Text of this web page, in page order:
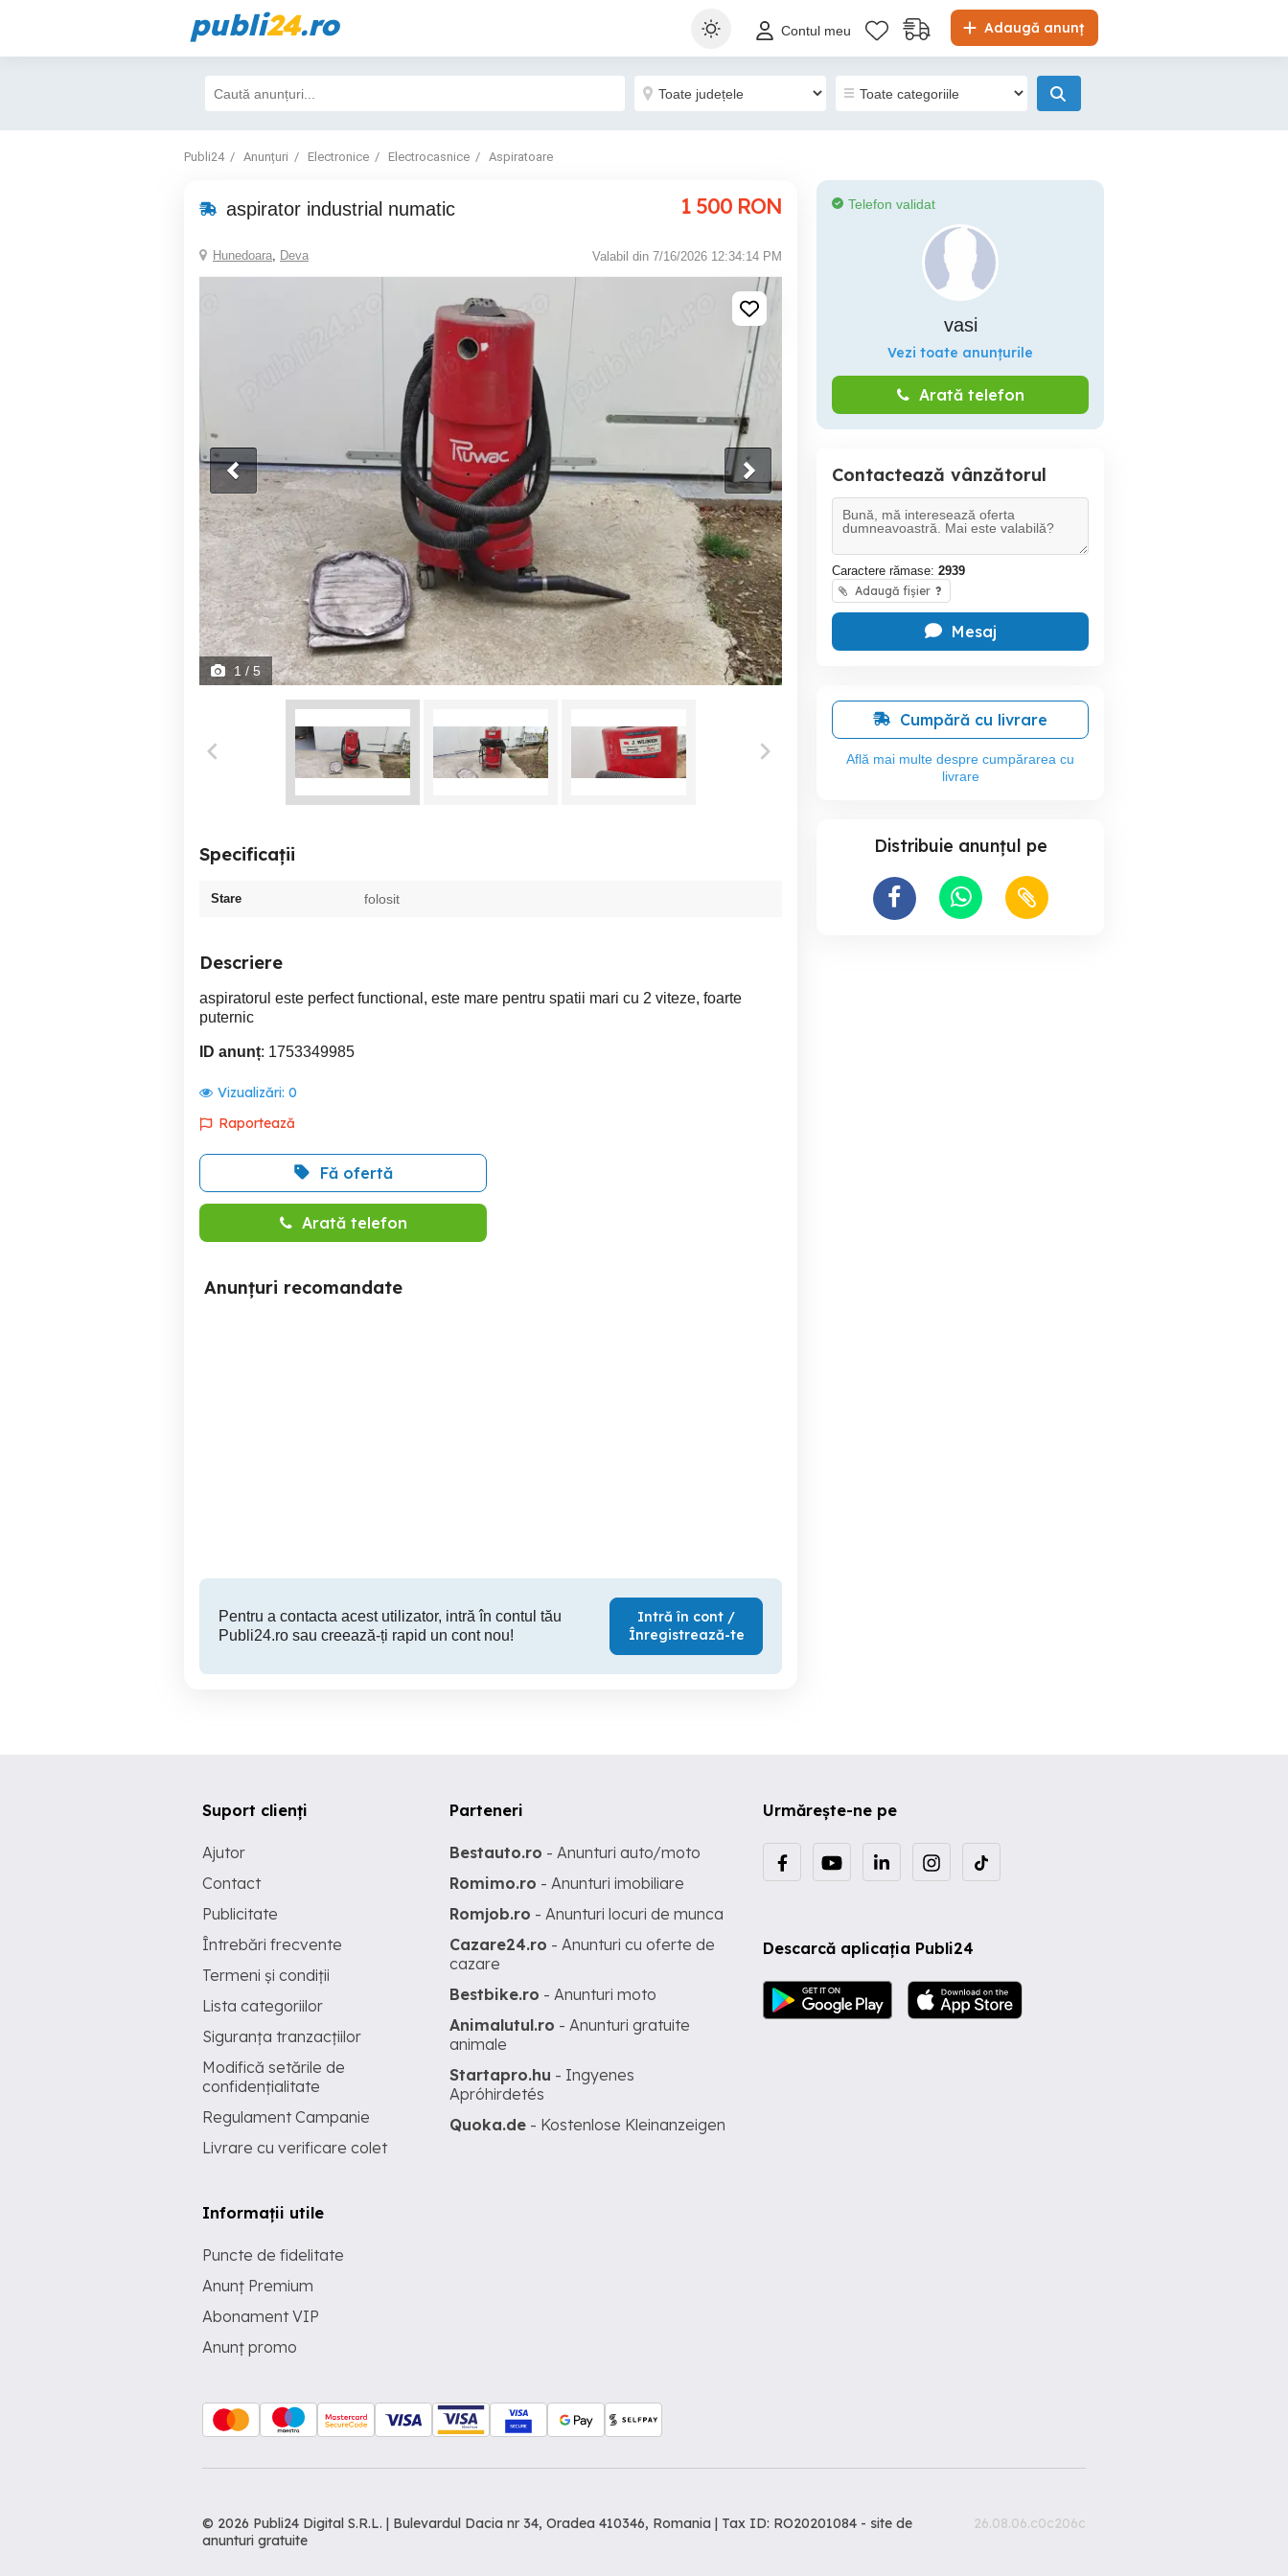
publi24.ro Adaugă anunț
Contul meu
Publi24 Anunțuri Electronice Electrocasnice Aspiratoare
aspirator industrial numatic 1 500 RON
Hunedoara, Deva Valabil din 7/16/2026 12:34:14 PM
1 / 5
Specificații
Stare folosit
Descriere
aspiratorul este perfect functional, este mare pentru spatii mari cu 2 viteze, foarte
puternic
ID anunț: 1753349985
Vizualizări: 0
Raportează
Fă ofertă
Arată telefon
Anunțuri recomandate
Pentru a contacta acest utilizator, intră în contul tău
Publi24.ro sau creează-ți rapid un cont nou!
Intră în cont /
Înregistrează-te
Telefon validat
vasi
Vezi toate anunțurile
Arată telefon
Contactează vânzătorul
Caractere rămase: 2939
Adaugă fișier ?
Mesaj
Cumpără cu livrare
Află mai multe despre cumpărarea cu
livrare
Distribuie anunțul pe
Urmărește-ne pe
Descarcă aplicația Publi24
Suport clienți
Ajutor
Contact
Publicitate
Întrebări frecvente
Termeni și condiții
Lista categoriilor
Siguranța tranzacțiilor
Modifică setările de
confidențialitate
Regulament Campanie
Livrare cu verificare colet
Informații utile
Puncte de fidelitate
Anunț Premium
Abonament VIP
Anunț promo
Parteneri
Bestauto.ro - Anunturi auto/moto
Romimo.ro - Anunturi imobiliare
Romjob.ro - Anunturi locuri de munca
Cazare24.ro - Anunturi cu oferte de
cazare
Bestbike.ro - Anunturi moto
Animalutul.ro - Anunturi gratuite
animale
Startapro.hu - Ingyenes
Apróhirdetés
Quoka.de - Kostenlose Kleinanzeigen
© 2026 Publi24 Digital S.R.L. | Bulevardul Dacia nr 34, Oradea 410346, Romania | Tax ID: RO20201084 - site de
anunturi gratuite
26.08.06.c0c206c